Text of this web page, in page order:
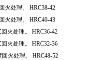
火处理。 HRC38-42
火处理。 HRC40-43
火处理。 HRC36-42
火处理。 HRC32-36
回火处理。 HRC48-52